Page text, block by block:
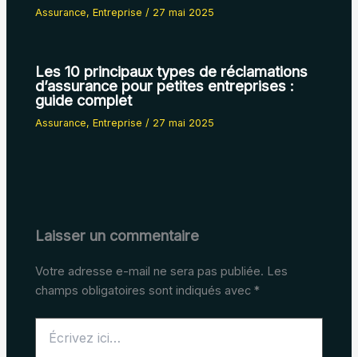
Assurance,Entreprise / 27 mai 2025
Les 10 principaux types de réclamations
d’assurance pour petites entreprises :
guide complet
Assurance,Entreprise / 27 mai 2025
Laisser un commentaire
Votre adresse e-mail ne sera pas publiée. Les
champs obligatoires sont indiqués avec*
ici…